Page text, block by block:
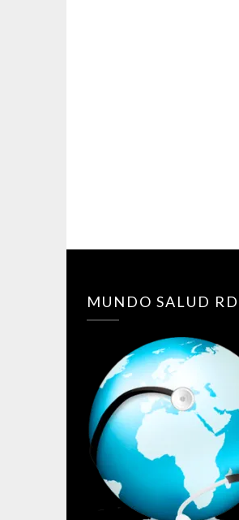
MUNDO SALUD